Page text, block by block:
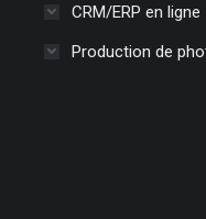
CRM/ERP en ligne
Production de